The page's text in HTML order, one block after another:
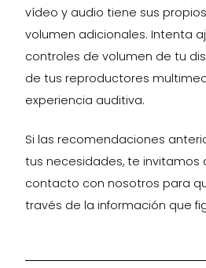
vídeo y audio tiene sus
volumen adicionales. Intenta
controles de volumen de tu
de tus reproductores
experiencia auditiva.
Si las recomendaciones
tus necesidades, te invitamos
contacto con nosotros para
través de la información que